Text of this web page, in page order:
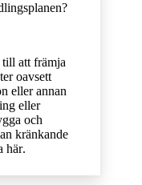
att främja
oavsett
eller annan
eller
och
kränkande
här.